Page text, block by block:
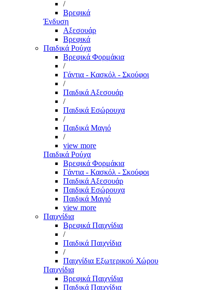
/
Βρεφικά
Ένδυση
Αξεσουάρ
Βρεφικά
Παιδικά Ρούχα
Βρεφικά Φορμάκια
/
Γάντια - Κασκόλ - Σκούφοι
/
Παιδικά Αξεσουάρ
/
Παιδικά Εσώρουχα
/
Παιδικά Μαγιό
/
view more
Παιδικά Ρούχα
Βρεφικά Φορμάκια
Γάντια - Κασκόλ - Σκούφοι
Παιδικά Αξεσουάρ
Παιδικά Εσώρουχα
Παιδικά Μαγιό
view more
Παιχνίδια
Βρεφικά Παιχνίδια
/
Παιδικά Παιχνίδια
/
Παιχνίδια Εξωτερικού Χώρου
Παιχνίδια
Βρεφικά Παιχνίδια
Παιδικά Παιχνίδια